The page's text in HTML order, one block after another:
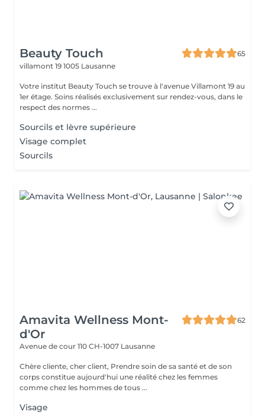
Beauty Touch
65
villamont 19 1005 Lausanne
Votre institut Beauty Touch se trouve à l'avenue Villamont 19 au
1er étage. Soins réalisés exclusivement sur rendez-vous, dans le
respect des normes ...
Sourcils et lèvre supérieure
Visage complet
Sourcils
Amavita Wellness Mont-
d'Or
62
Avenue de cour 110 CH-1007 Lausanne
Chère cliente, cher client, Prendre soin de sa santé et de son
corps constitue aujourd'hui une réalité chez les femmes
comme chez les hommes de tous ...
Visage